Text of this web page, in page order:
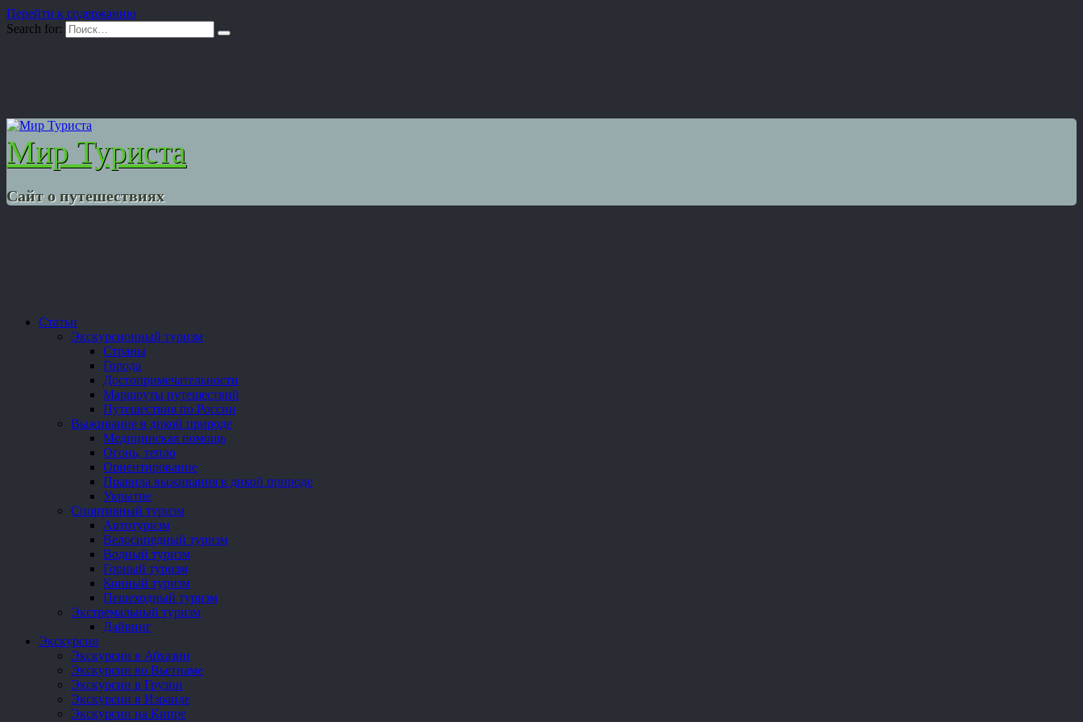
Перейти к содержанию
Search for:
Мир Туриста
Сайт о путешествиях
Статьи
Экскурсионный туризм
Страны
Города
Достопримечательности
Маршруты путешествий
Путешествия по России
Выживание в дикой природе
Медицинская помощь
Огонь, тепло
Ориентирование
Правила выживания в дикой природе
Укрытие
Спортивный туризм
Автотуризм
Велосипедный туризм
Водный туризм
Горный туризм
Конный туризм
Пешеходный туризм
Экстремальный туризм
Дайвинг
Экскурсии
Экскурсии в Абхазии
Экскурсии во Вьетнаме
Экскурсии в Грузии
Экскурсии в Израиле
Экскурсии на Кипре